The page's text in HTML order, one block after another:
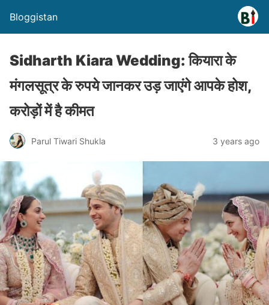
Bloggistan
Sidharth Kiara Wedding: कियारा के
मंगलसूत्र के रुपये जानकर उड़ जाएंगे आपके होश,
करोड़ों में है कीमत
Parul Tiwari Shukla 3 years ago